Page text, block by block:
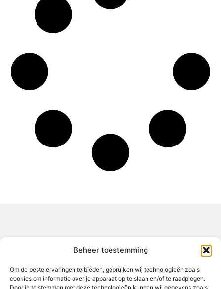
Beheer toestemming
Om de beste ervaringen te bieden, gebruiken wij technologieën zoals
cookies om informatie over je apparaat op te slaan en/of te raadplegen.
Door in te stemmen met deze technologieën kunnen wij gegevens zoals
Jouw gids voor inspiratie en tips uit het dagelijks leven.
Ontdek een brede verzameling blogs en artikelen die je helpen
om het meeste uit elke dag te halen, met praktische adviezen
en verrassende inzichten.